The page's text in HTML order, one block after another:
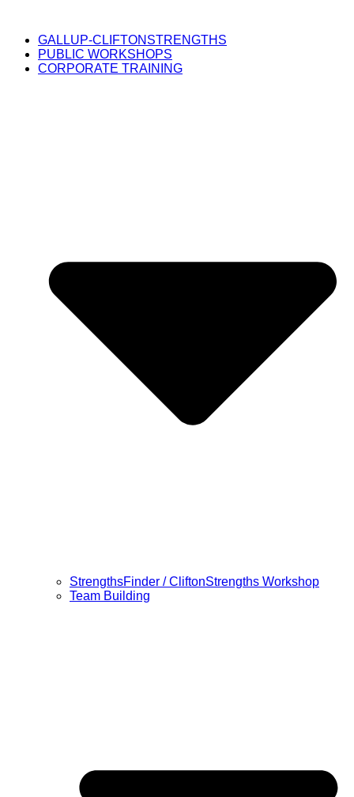
GALLUP-CLIFTONSTRENGTHS
PUBLIC WORKSHOPS
CORPORATE TRAINING
StrengthsFinder / CliftonStrengths Workshop
Team Building